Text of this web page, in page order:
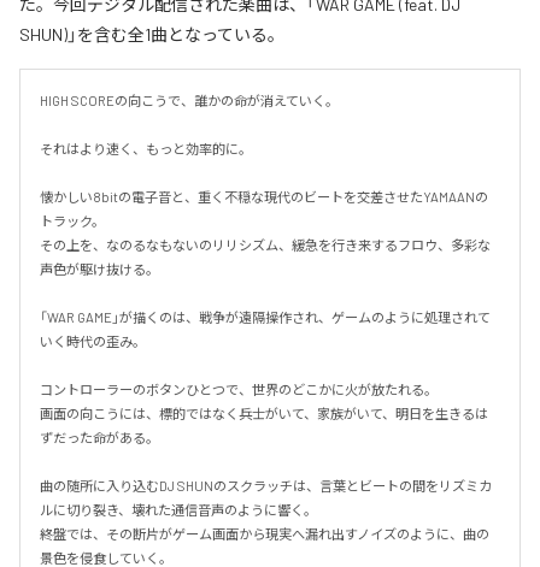
SHUN)」を含む全1曲となっている。
HIGH SCOREの向こうで、誰かの命が消えていく。
それはより速く、もっと効率的に。
懐かしい8bitの電子音と、重く不穏な現代のビートを交差させたYAMAANの
トラック。
その上を、なのるなもないのリリシズム、緩急を行き来するフロウ、多彩な
声色が駆け抜ける。
「WAR GAME」が描くのは、戦争が遠隔操作され、ゲームのように処理されて
いく時代の歪み。
コントローラーのボタンひとつで、世界のどこかに火が放たれる。
画面の向こうには、標的ではなく兵士がいて、家族がいて、明日を生きるは
ずだった命がある。
曲の随所に入り込むDJ SHUNのスクラッチは、言葉とビートの間をリズミカ
ルに切り裂き、壊れた通信音声のように響く。
終盤では、その断片がゲーム画面から現実へ漏れ出すノイズのように、曲の
景色を侵食していく。